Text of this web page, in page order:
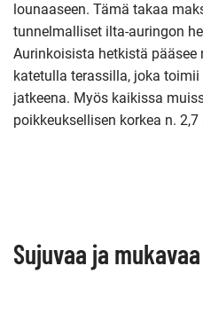
lounaaseen. Tämä takaa
tunnelmalliset ilta-auringon
Aurinkoisista hetkistä
katetulla terassilla, joka
jatkeena. Myös kaikissa
poikkeuksellisen korkea n.
Sujuvaa ja